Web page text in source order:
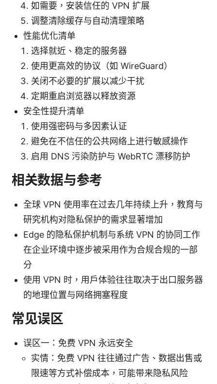
如需要，安装信任的 VPN 扩展
调整清除缓存与自动清理策略
性能优化清单
选择就近、稳定的服务器
使用更高效的协议（如 WireGuard）
关闭不必要的扩展以减少干扰
定期重启浏览器以释放资源
安全性提升清单
使用强密码与多因素认证
避免在不信任的公共网络上进行敏感操作
启用 DNS 污染防护与 WebRTC 漂移防护
相关数据与参考
全球 VPN 使用率在过去几年持续上升，教育与
研究机构对隐私保护的需求显著增加
Edge 的隐私保护机制与系统 VPN 的协同工作
在企业环境中逐步被采用作为合规合规的一部
分
使用 VPN 时，用户体验往往取决于出口服务器
的地理位置与网络拥塞程度
常见误区
误区一：免费 VPN 永远安全
实情：免费 VPN 往往通过广告、数据出售或
限速等方式补偿成本，可能带来隐私风险